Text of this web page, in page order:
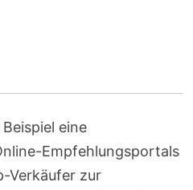
eine
Empfehlungsportals
Verkäufer zur